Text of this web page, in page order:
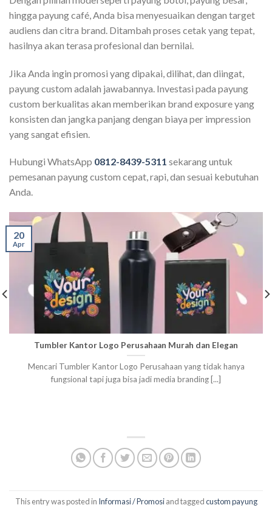
hingga payung café, Anda bisa menyesuaikan dengan target
audiens dan citra brand. Ditambah proses cetak yang tepat,
hasilnya akan terasa profesional dan bernilai.
Jika Anda ingin promosi yang dipakai, dilihat, dan diingat,
payung custom adalah jawabannya. Investasi pada payung
custom berkualitas akan memberikan brand exposure yang
konsisten dan jangka panjang dengan biaya per impression
yang sangat efisien.
Hubungi WhatsApp 0812-8439-5311 sekarang untuk
pemesanan payung custom cepat, rapi, dan sesuai kebutuhan
Anda.
Tumbler Kantor Logo Perusahaan Murah dan Elegan
Mencari Tumbler Kantor Logo Perusahaan yang tidak hanya
fungsional tapi juga bisa jadi media branding [...]
20
Apr
This entry was posted in Informasi / Promosiand taggedcustom payung